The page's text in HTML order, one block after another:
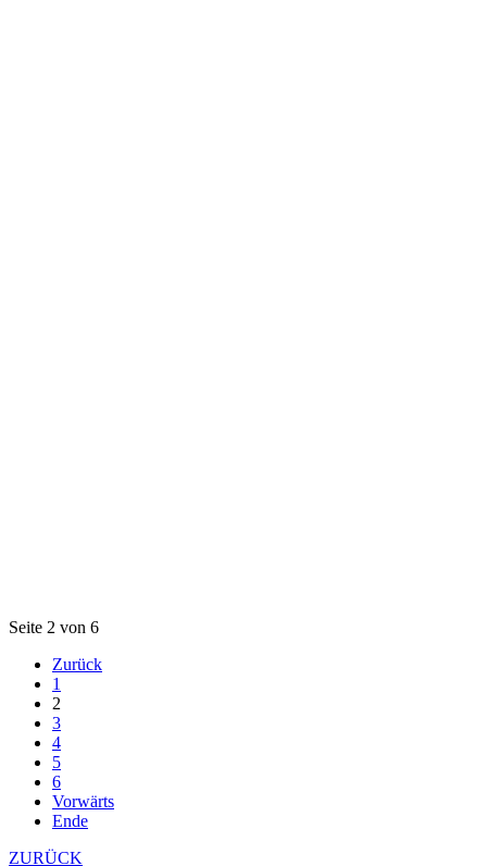
Seite 2 von 6
Zurück
1
2
3
4
5
6
Vorwärts
Ende
ZURÜCK